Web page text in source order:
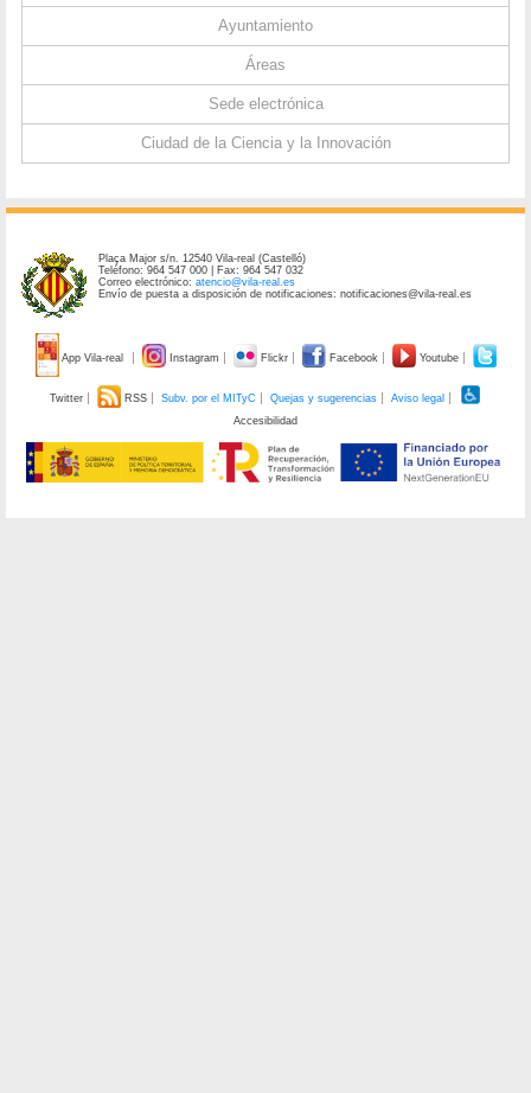
Ayuntamiento
Áreas
Sede electrónica
Ciudad de la Ciencia y la Innovación
Plaça Major s/n. 12540 Vila-real (Castelló)
Teléfono: 964 547 000 | Fax: 964 547 032
Correo electrónico:atencio@vila-real.es
Envío de puesta a disposición de notificaciones: notificaciones@vila-real.es
App Vila-real Instagram Flickr Facebook Youtube
Twitter RSS Subv. por el MITyC Quejas y sugerencias
Aviso legal
Accesibilidad